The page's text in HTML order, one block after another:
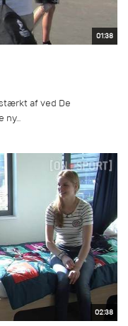
01:38
af ved De
02:38